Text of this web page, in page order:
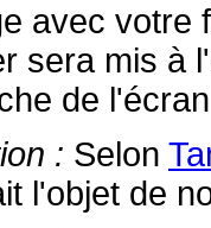
avec votre
sera mis à
de
: Selon
l'objet de